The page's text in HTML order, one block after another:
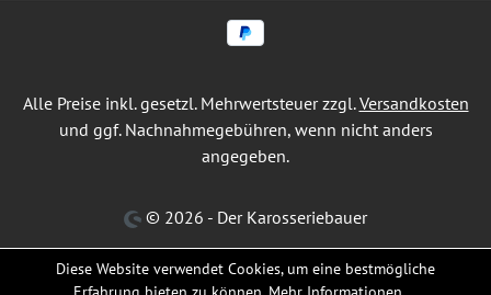
Alle Preise inkl. gesetzl. Mehrwertsteuer zzgl.Versandkosten
und ggf. Nachnahmegebühren, wenn nicht anders
angegeben.
© 2026 - Der Karosseriebauer
Diese Website verwendet Cookies, um eine bestmögliche